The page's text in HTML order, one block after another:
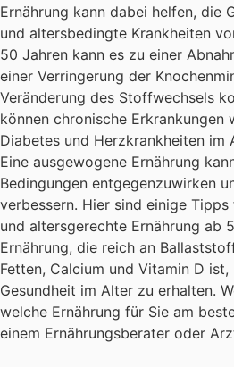
Ernährung kann dabei helfen, die
und altersbedingte Krankheiten
50 Jahren kann es zu einer
einer Verringerung der
Veränderung des Stoffwechsels
können chronische Erkrankungen
Diabetes und Herzkrankheiten im
Eine ausgewogene Ernährung
Bedingungen entgegenzuwirken
verbessern. Hier sind einige
und altersgerechte Ernährung ab
Ernährung, die reich an
Fetten, Calcium und Vitamin D
Gesundheit im Alter zu erhalten.
welche Ernährung für Sie am
einem Ernährungsberater oder